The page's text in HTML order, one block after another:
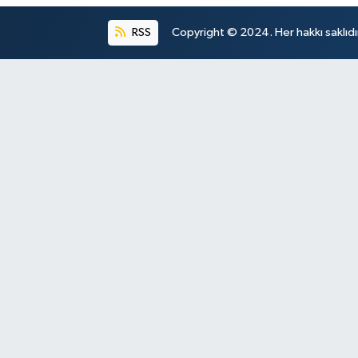
RSS Copyright © 2024. Her hakkı